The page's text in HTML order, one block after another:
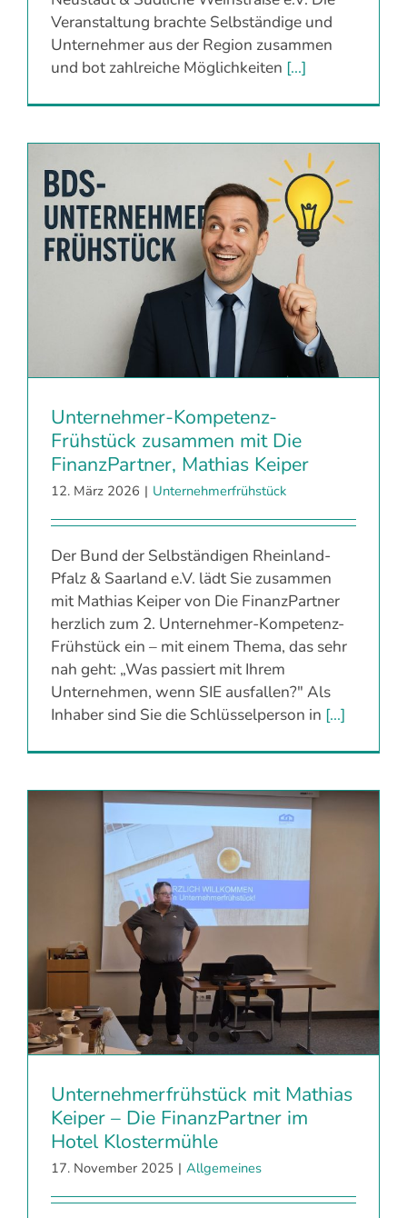
Veranstaltung brachte Selbständige und
Unternehmer aus der Region zusammen
und bot zahlreiche Möglichkeiten [...]
Unternehmer-Kompetenz-
Frühstück zusammen mit Die
FinanzPartner, Mathias Keiper
12. März 2026 | Unternehmerfrühstück
Der Bund der Selbständigen Rheinland-
Pfalz & Saarland e.V. lädt Sie zusammen
mit Mathias Keiper von Die FinanzPartner
herzlich zum 2. Unternehmer-Kompetenz-
Frühstück ein – mit einem Thema, das sehr
nah geht: „Was passiert mit Ihrem
Unternehmen, wenn SIE ausfallen?" Als
Inhaber sind Sie die Schlüsselperson in [...]
Unternehmerfrühstück mit Mathias
Keiper – Die FinanzPartner im
Hotel Klostermühle
17. November 2025 | Allgemeines